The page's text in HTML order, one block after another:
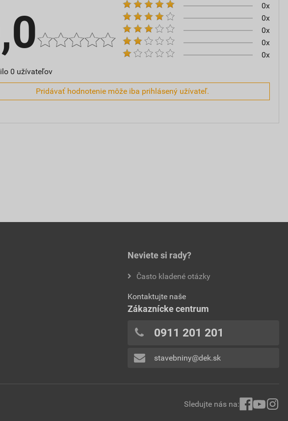
0 užívateľov
0x
0x
0x
0x
0x
Pridávať hodnotenie môže iba prihlásený užívateľ.
Neviete si rady?
Často kladené otázky
Kontaktujte naše
Zákaznícke centrum
0911 201 201
stavebniny@dek.sk
Sledujte nás na: